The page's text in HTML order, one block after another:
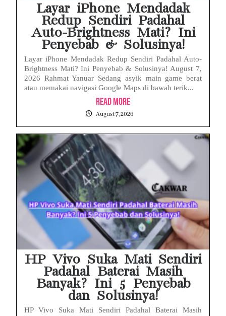
Layar iPhone Mendadak
Redup Sendiri Padahal
Auto-Brightness Mati? Ini
Penyebab & Solusinya!
Layar iPhone Mendadak Redup Sendiri Padahal Auto-
Brightness Mati? Ini Penyebab & Solusinya! August 7,
2026 Rahmat Yanuar Sedang asyik main game berat
atau memakai navigasi Google Maps di bawah terik...
Read More
August 7, 2026
HP Vivo Suka Mati Sendiri
Padahal Baterai Masih
Banyak? Ini 5 Penyebab
dan Solusinya!
HP Vivo Suka Mati Sendiri Padahal Baterai Masih